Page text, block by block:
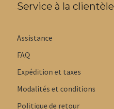
Service à la clientèle
Assistance
FAQ
Expédition et taxes
Modalités et conditions
Politique de retour